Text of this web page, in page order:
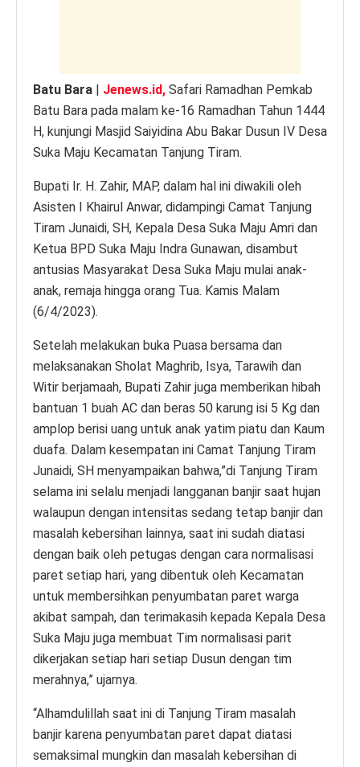
Batu Bara | Jenews.id, Safari Ramadhan Pemkab
Batu Bara pada malam ke-16 Ramadhan Tahun 1444
H, kunjungi Masjid Saiyidina Abu Bakar Dusun IV Desa
Suka Maju Kecamatan Tanjung Tiram.
Bupati Ir. H. Zahir, MAP, dalam hal ini diwakili oleh
Asisten I Khairul Anwar, didampingi Camat Tanjung
Tiram Junaidi, SH, Kepala Desa Suka Maju Amri dan
Ketua BPD Suka Maju Indra Gunawan, disambut
antusias Masyarakat Desa Suka Maju mulai anak-
anak, remaja hingga orang Tua. Kamis Malam
(6/4/2023).
Setelah melakukan buka Puasa bersama dan
melaksanakan Sholat Maghrib, Isya, Tarawih dan
Witir berjamaah, Bupati Zahir juga memberikan hibah
bantuan 1 buah AC dan beras 50 karung isi 5 Kg dan
amplop berisi uang untuk anak yatim piatu dan Kaum
duafa. Dalam kesempatan ini Camat Tanjung Tiram
Junaidi, SH menyampaikan bahwa,”di Tanjung Tiram
selama ini selalu menjadi langganan banjir saat hujan
walaupun dengan intensitas sedang tetap banjir dan
masalah kebersihan lainnya, saat ini sudah diatasi
dengan baik oleh petugas dengan cara normalisasi
paret setiap hari, yang dibentuk oleh Kecamatan
untuk membersihkan penyumbatan paret warga
akibat sampah, dan terimakasih kepada Kepala Desa
Suka Maju juga membuat Tim normalisasi parit
dikerjakan setiap hari setiap Dusun dengan tim
merahnya,” ujarnya.
“Alhamdulillah saat ini di Tanjung Tiram masalah
banjir karena penyumbatan paret dapat diatasi
semaksimal mungkin dan masalah kebersihan di